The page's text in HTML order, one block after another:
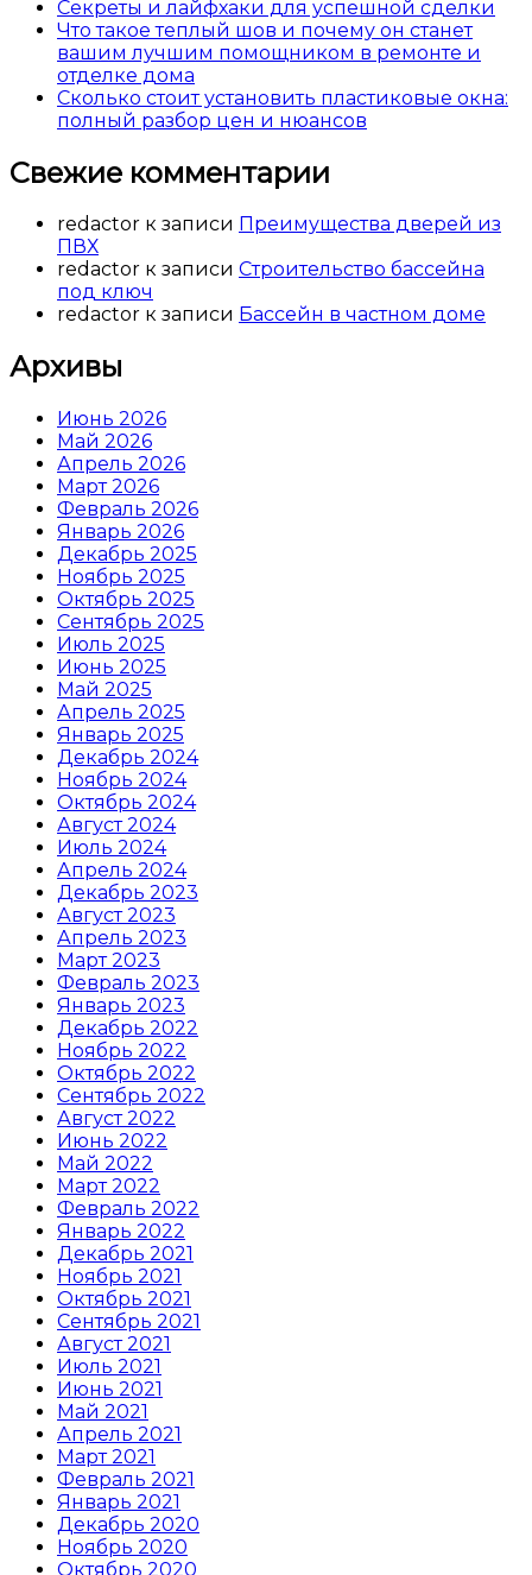
Секреты и лайфхаки для успешной сделки
Что такое теплый шов и почему он станет
вашим лучшим помощником в ремонте и
отделке дома
Сколько стоит установить пластиковые окна:
полный разбор цен и нюансов
Свежие комментарии
redactor к записи Преимущества дверей из
ПВХ
redactor к записи Строительство бассейна
под ключ
redactor к записи Бассейн в частном доме
Архивы
Июнь 2026
Май 2026
Апрель 2026
Март 2026
Февраль 2026
Январь 2026
Декабрь 2025
Ноябрь 2025
Октябрь 2025
Сентябрь 2025
Июль 2025
Июнь 2025
Май 2025
Апрель 2025
Январь 2025
Декабрь 2024
Ноябрь 2024
Октябрь 2024
Август 2024
Июль 2024
Апрель 2024
Декабрь 2023
Август 2023
Апрель 2023
Март 2023
Февраль 2023
Январь 2023
Декабрь 2022
Ноябрь 2022
Октябрь 2022
Сентябрь 2022
Август 2022
Июнь 2022
Май 2022
Март 2022
Февраль 2022
Январь 2022
Декабрь 2021
Ноябрь 2021
Октябрь 2021
Сентябрь 2021
Август 2021
Июль 2021
Июнь 2021
Май 2021
Апрель 2021
Март 2021
Февраль 2021
Январь 2021
Декабрь 2020
Ноябрь 2020
Октябрь 2020